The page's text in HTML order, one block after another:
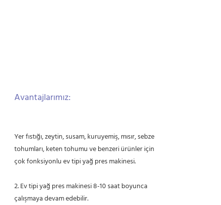
Avantajlarımız:
Yer fıstığı, zeytin, susam, kuruyemiş, mısır, sebze
tohumları, keten tohumu ve benzeri ürünler için
çok fonksiyonlu ev tipi yağ pres makinesi.
2. Ev tipi yağ pres makinesi 8-10 saat boyunca
çalışmaya devam edebilir.